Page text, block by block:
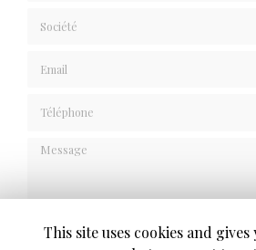
Société
Email
Téléphone
This site uses cookies and